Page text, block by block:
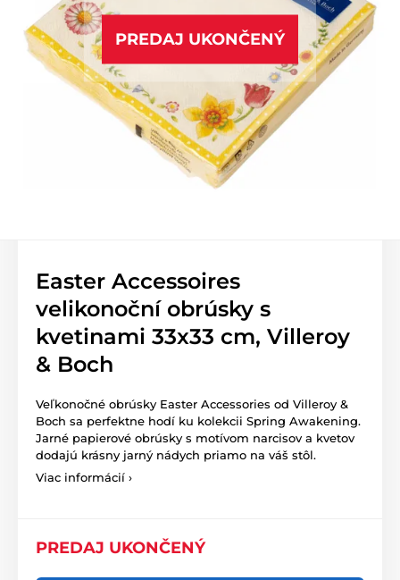
PREDAJ UKONČENÝ
Easter Accessoires
velikonoční obrúsky s
kvetinami 33x33 cm, Villeroy
& Boch
Veľkonočné obrúsky Easter Accessories od Villeroy &
Boch sa perfektne hodí ku kolekcii Spring Awakening.
Jarné papierové obrúsky s motívom narcisov a kvetov
dodajú krásny jarný nádych priamo na váš stôl.
Viac informácií ›
PREDAJ UKONČENÝ